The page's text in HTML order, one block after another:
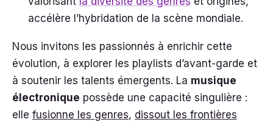
accélère l’hybridation de la scène mondiale.
Nous invitons les passionnés à enrichir cette
évolution, à explorer les playlists d’avant-garde et
à soutenir les talents émergents. La musique
électronique possède une capacité singulière :
elle fusionne les genres, dissout les frontières